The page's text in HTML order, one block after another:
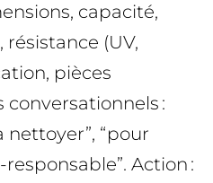
capacité,
(UV,
pièces
:
nettoyer”, “pour
responsable”. Action :